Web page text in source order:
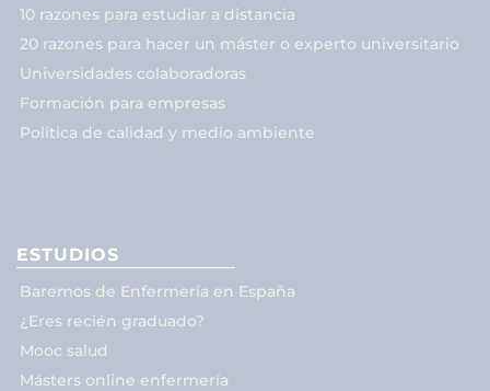
10 razones para estudiar a distancia
20 razones para hacer un máster o experto universitario
Universidades colaboradoras
Formación para empresas
Política de calidad y medio ambiente
ESTUDIOS
Baremos de Enfermería en España
¿Eres recién graduado?
Mooc salud
Másters online enfermería